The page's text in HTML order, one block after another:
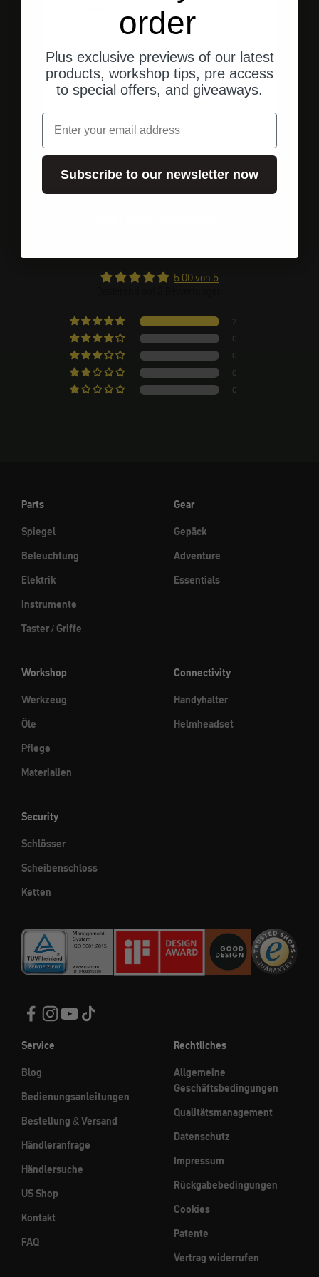
und die Lieferung ging schnell. Vielen Dank
Vollständige Bewertung
5.00 von 5
2
0
0
0
0
Parts
Spiegel
Beleuchtung
Elektrik
Instrumente
Taster / Griffe
Gear
Gepäck
Adventure
Essentials
Workshop
Werkzeug
Öle
Pflege
Materialien
Connectivity
Handyhalter
Helmheadset
Security
Schlösser
Scheibenschloss
Ketten
Service
Blog
Bedienungsanleitungen
Bestellung & Versand
Händleranfrage
Händlersuche
US Shop
Kontakt
FAQ
Rechtliches
Allgemeine
Geschäftsbedingungen
Qualitätsmanagement
Datenschutz
Impressum
Rückgabebedingungen
Cookies
Patente
Vertrag widerrufen
order
Plus exclusive previews of our latest
products, workshop tips, pre access
to special offers, and giveaways.
Email
Subscribe to our newsletter now